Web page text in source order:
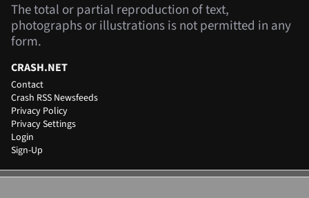
The total or partial reproduction of text,
photographs or illustrations is not permitted in any
form.
CRASH.NET
Contact
Crash RSS Newsfeeds
Privacy Policy
Privacy Settings
Login
Sign-Up